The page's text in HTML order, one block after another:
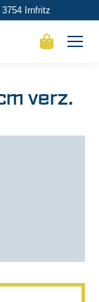
Irnfritz
verz.